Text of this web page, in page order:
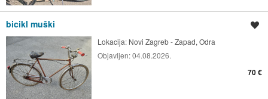
bicikl muški
Lokacija: Novi Zagreb - Zapad, Odra
Objavljen:04.08.2026.
70 €